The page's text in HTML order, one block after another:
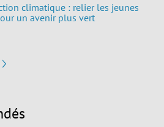
climatique : relier les jeunes
un avenir plus vert